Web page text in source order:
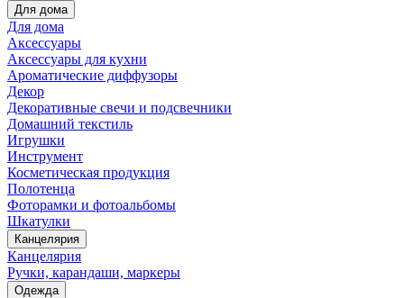
Для дома
Для дома
Аксессуары
Аксессуары для кухни
Ароматические диффузоры
Декор
Декоративные свечи и подсвечники
Домашний текстиль
Игрушки
Инструмент
Косметическая продукция
Полотенца
Фоторамки и фотоальбомы
Шкатулки
Канцелярия
Канцелярия
Ручки, карандаши, маркеры
Одежда